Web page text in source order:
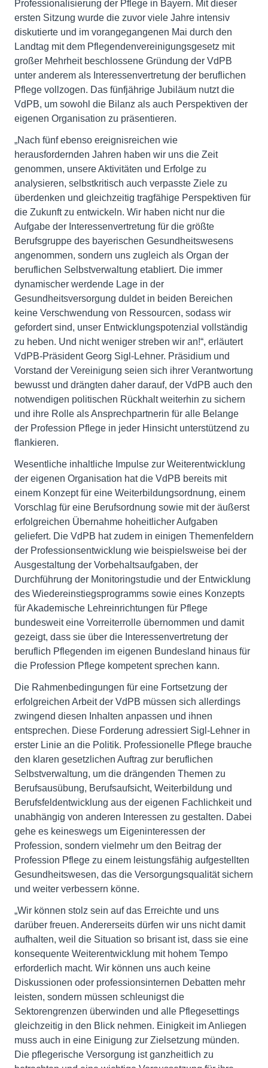
Professionalisierung der Pflege in Bayern. Mit dieser
ersten Sitzung wurde die zuvor viele Jahre intensiv
diskutierte und im vorangegangenen Mai durch den
Landtag mit dem Pflegendenvereinigungsgesetz mit
großer Mehrheit beschlossene Gründung der VdPB
unter anderem als Interessenvertretung der beruflichen
Pflege vollzogen. Das fünfjährige Jubiläum nutzt die
VdPB, um sowohl die Bilanz als auch Perspektiven der
eigenen Organisation zu präsentieren.
„Nach fünf ebenso ereignisreichen wie
herausfordernden Jahren haben wir uns die Zeit
genommen, unsere Aktivitäten und Erfolge zu
analysieren, selbstkritisch auch verpasste Ziele zu
überdenken und gleichzeitig tragfähige Perspektiven für
die Zukunft zu entwickeln. Wir haben nicht nur die
Aufgabe der Interessenvertretung für die größte
Berufsgruppe des bayerischen Gesundheitswesens
angenommen, sondern uns zugleich als Organ der
beruflichen Selbstverwaltung etabliert. Die immer
dynamischer werdende Lage in der
Gesundheitsversorgung duldet in beiden Bereichen
keine Verschwendung von Ressourcen, sodass wir
gefordert sind, unser Entwicklungspotenzial vollständig
zu heben. Und nicht weniger streben wir an!“, erläutert
VdPB-Präsident Georg Sigl-Lehner. Präsidium und
Vorstand der Vereinigung seien sich ihrer Verantwortung
bewusst und drängten daher darauf, der VdPB auch den
notwendigen politischen Rückhalt weiterhin zu sichern
und ihre Rolle als Ansprechpartnerin für alle Belange
der Profession Pflege in jeder Hinsicht unterstützend zu
flankieren.
Wesentliche inhaltliche Impulse zur Weiterentwicklung
der eigenen Organisation hat die VdPB bereits mit
einem Konzept für eine Weiterbildungsordnung, einem
Vorschlag für eine Berufsordnung sowie mit der äußerst
erfolgreichen Übernahme hoheitlicher Aufgaben
geliefert. Die VdPB hat zudem in einigen Themenfeldern
der Professionsentwicklung wie beispielsweise bei der
Ausgestaltung der Vorbehaltsaufgaben, der
Durchführung der Monitoringstudie und der Entwicklung
des Wiedereinstiegsprogramms sowie eines Konzepts
für Akademische Lehreinrichtungen für Pflege
bundesweit eine Vorreiterrolle übernommen und damit
gezeigt, dass sie über die Interessenvertretung der
beruflich Pflegenden im eigenen Bundesland hinaus für
die Profession Pflege kompetent sprechen kann.
Die Rahmenbedingungen für eine Fortsetzung der
erfolgreichen Arbeit der VdPB müssen sich allerdings
zwingend diesen Inhalten anpassen und ihnen
entsprechen. Diese Forderung adressiert Sigl-Lehner in
erster Linie an die Politik. Professionelle Pflege brauche
den klaren gesetzlichen Auftrag zur beruflichen
Selbstverwaltung, um die drängenden Themen zu
Berufsausübung, Berufsaufsicht, Weiterbildung und
Berufsfeldentwicklung aus der eigenen Fachlichkeit und
unabhängig von anderen Interessen zu gestalten. Dabei
gehe es keineswegs um Eigeninteressen der
Profession, sondern vielmehr um den Beitrag der
Profession Pflege zu einem leistungsfähig aufgestellten
Gesundheitswesen, das die Versorgungsqualität sichern
und weiter verbessern könne.
„Wir können stolz sein auf das Erreichte und uns
darüber freuen. Andererseits dürfen wir uns nicht damit
aufhalten, weil die Situation so brisant ist, dass sie eine
konsequente Weiterentwicklung mit hohem Tempo
erforderlich macht. Wir können uns auch keine
Diskussionen oder professionsinternen Debatten mehr
leisten, sondern müssen schleunigst die
Sektorengrenzen überwinden und alle Pflegesettings
gleichzeitig in den Blick nehmen. Einigkeit im Anliegen
muss auch in eine Einigung zur Zielsetzung münden.
Die pflegerische Versorgung ist ganzheitlich zu